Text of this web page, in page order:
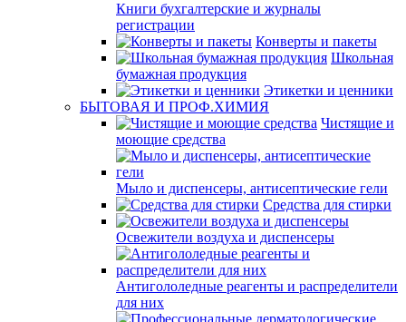
Книги бухгалтерские и журналы
регистрации
Конверты и пакеты
Школьная
бумажная продукция
Этикетки и ценники
БЫТОВАЯ И ПРОФ.ХИМИЯ
Чистящие и
моющие средства
Мыло и диспенсеры, антисептические гели
Средства для стирки
Освежители воздуха и диспенсеры
Антигололедные реагенты и распределители
для них